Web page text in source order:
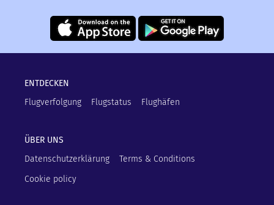
ENTDECKEN
Flugverfolgung
Flugstatus Flughäfen
ÜBER UNS
Datenschutzerklärung
Terms & Conditions
Cookie policy